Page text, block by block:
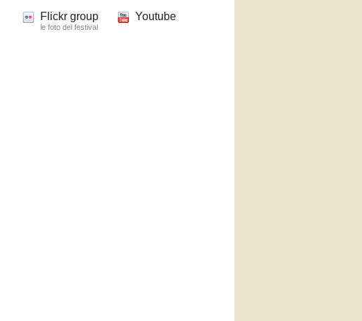
Flickr group
le foto del festival
Youtube